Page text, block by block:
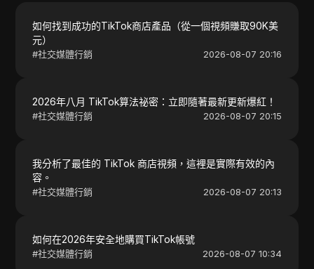
如何找到成功的TikTok商店產品（從一個視頻賺取90K美
元）
#社交媒體行銷 2026-08-07 20:16
2026年八月 TikTok算法祕密：立即隨著最新更新爆紅！
#社交媒體行銷 2026-08-07 20:15
我分析了最佳的 TikTok 商店視頻，這裡是實際有效的內
容。
#社交媒體行銷 2026-08-07 20:13
如何在2026年安全地購買TikTok帳號
#社交媒體行銷 2026-08-07 10:34